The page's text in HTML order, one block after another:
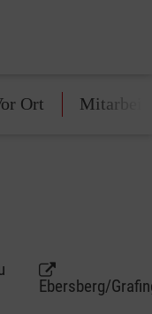
Ort
Ebersberg/